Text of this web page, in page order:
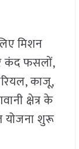
मिशन
कंद फसलों,
काजू,
क्षेत्र के
योजना शुरू